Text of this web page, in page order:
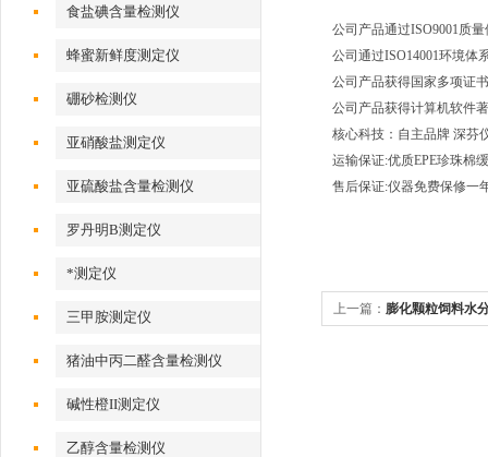
食盐碘含量检测仪
蜂蜜新鲜度测定仪
硼砂检测仪
亚硝酸盐测定仪
亚硫酸盐含量检测仪
罗丹明B测定仪
*测定仪
三甲胺测定仪
猪油中丙二醛含量检测仪
碱性橙II测定仪
乙醇含量检测仪
公司产品通过ISO9001质
公司通过ISO14001
公司产品获得国家多项证书
公司产品获得计算机软件
核心科技：自主品牌 深芬
运输保证:优质EPE珍珠棉
售后保证:仪器免费保修一
上一篇： 膨化颗粒饲料水